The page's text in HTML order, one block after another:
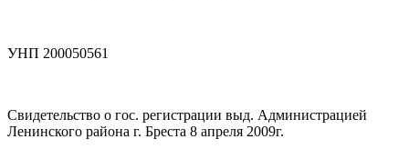
УНП 200050561
Свидетельство о гос. регистрации выд. Администрацией
Ленинского района г. Бреста 8 апреля 2009г.